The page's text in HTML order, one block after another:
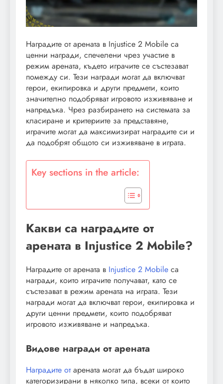
Наградите от арената в Injustice 2 Mobile са
ценни награди, спечелени чрез участие в
режим арената, където играчите се състезават
помежду си. Тези награди могат да включват
герои, екипировка и други предмети, които
значително подобряват игровото изживяване и
напредъка. Чрез разбирането на системата за
класиране и критериите за представяне,
играчите могат да максимизират наградите си и
да подобрят общото си изживяване в играта.
Key sections in the article:
Какви са наградите от
арената в Injustice 2 Mobile?
Наградите от арената в Injustice 2 Mobile са
награди, които играчите получават, като се
състезават в режим арената на играта. Тези
награди могат да включват герои, екипировка и
други ценни предмети, които подобряват
игровото изживяване и напредъка.
Видове награди от арената
Наградите отарената могат да бъдат широко
категоризирани в няколко типа, всеки от които